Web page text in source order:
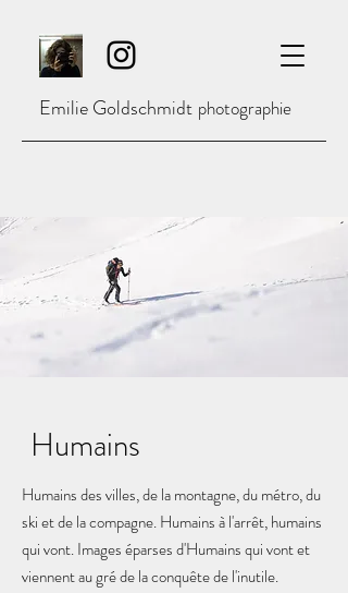
Emilie Goldschmidt photographie
Humains
Humains des villes, de la montagne, du métro, du
ski et de la compagne. Humains à l'arrêt, humains
qui vont. Images éparses d'Humains qui vont et
viennent au gré de la conquête de l'inutile.